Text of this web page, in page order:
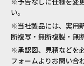
い。
※当社製品には、実用
断複写・無断複製・無
※承認図、見積などを
フォームよりお問い合